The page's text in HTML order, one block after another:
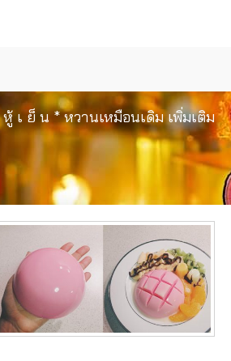
หู้ เ ย็ น * หวานเหมือนเดิม เพิ่มเติม